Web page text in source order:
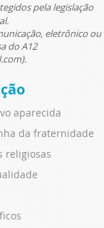
pela legislação
eletrônico ou
do A12
aparecida
da fraternidade
religiosas